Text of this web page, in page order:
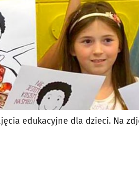
edukacyjne dla dzieci. Na